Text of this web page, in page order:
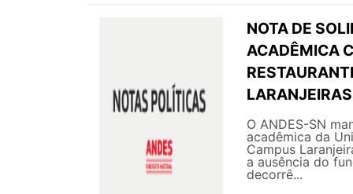
NOTA DE
ACADÊMICA
O ANDES-SN
acadêmica da
Campus
a ausência do
decorrê...